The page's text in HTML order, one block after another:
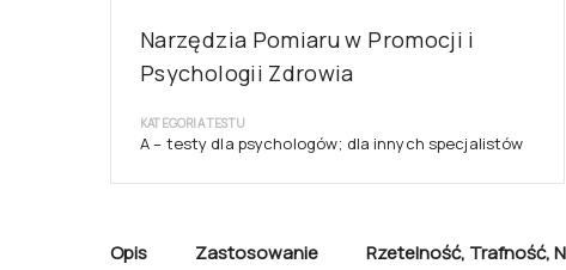
Narzędzia Pomiaru w Promocji i
Psychologii Zdrowia
KATEGORIA TESTU
A – testy dla psychologów; dla innych specjalistów
Opis Zastosowanie Rzetelność, Trafność,